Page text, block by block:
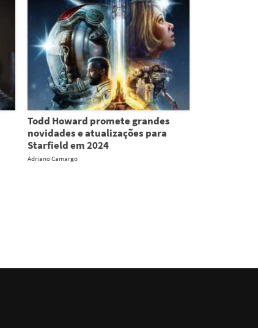
Todd Howard promete grandes
novidades e atualizações para
Starfield em 2024
Adriano Camargo